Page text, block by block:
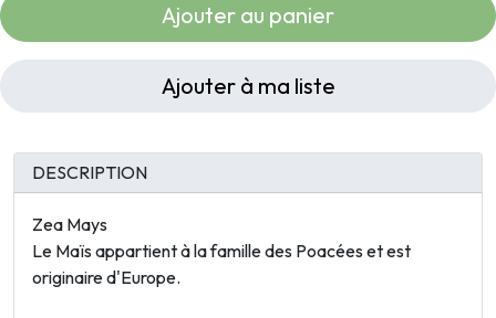
Ajouter au panier
Ajouter à ma liste
DESCRIPTION
Zea Mays
Le Maïs appartient à la famille des Poacées et est
originaire d'Europe.